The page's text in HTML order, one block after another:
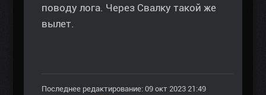
поводу лога. Через Свалку такой же
вылет.
Последнее редактирование: 09 окт 2023 21:49